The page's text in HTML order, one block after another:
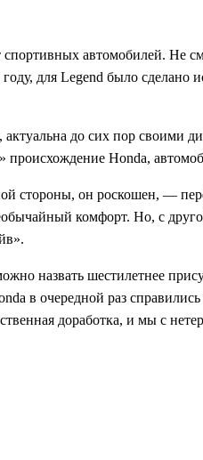
автомобилей. Не
для Legend было
актуальна до сих пор
Honda,
стороны, он роскошен, —
комфорт. Но, с
назвать шестилетнее
в очередной раз
доработка, и мы с